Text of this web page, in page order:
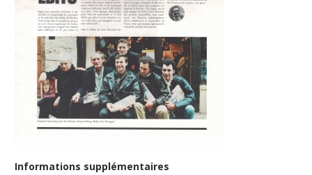
Informations supplémentaires